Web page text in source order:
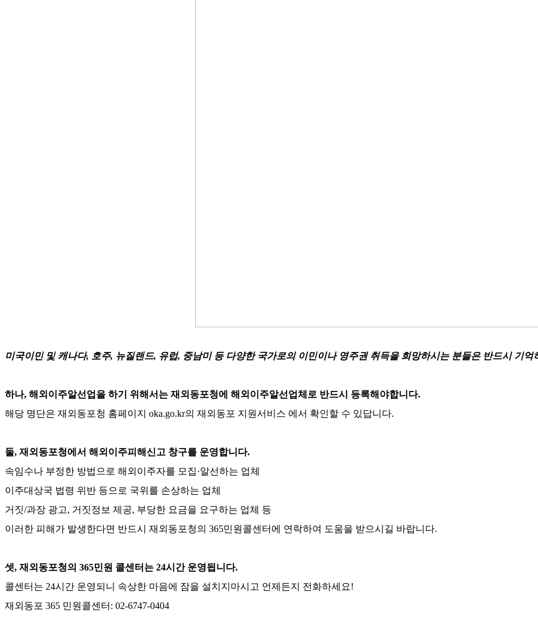
미국이민 및 캐나다, 호주, 뉴질랜드, 유럽, 중남미 등 다양한 국가로의 이민이나 영주권 취득을 희망하시는 분들은 반드시 기억
하나, 해외이주알선업을 하기 위해서는 재외동포청에 해외이주알선업체로 반드시 등록해야합니다.
해당 명단은 재외동포청 홈페이지 oka.go.kr의 재외동포 지원서비스 에서 확인할 수 있답니다.
둘, 재외동포청에서 해외이주피해신고 창구를 운영합니다.
속임수나 부정한 방법으로 해외이주자를 모집·알선하는 업체
이주대상국 법령 위반 등으로 국위를 손상하는 업체
거짓/과장 광고, 거짓정보 제공, 부당한 요금을 요구하는 업체 등
이러한 피해가 발생한다면 반드시 재외동포청의 365민원콜센터에 연락하여 도움을 받으시길 바랍니다.
셋, 재외동포청의 365민원 콜센터는 24시간 운영됩니다.
콜센터는 24시간 운영되니 속상한 마음에 잠을 설치지마시고 언제든지 전화하세요!
재외동포 365 민원콜센터 : 02-6747-0404